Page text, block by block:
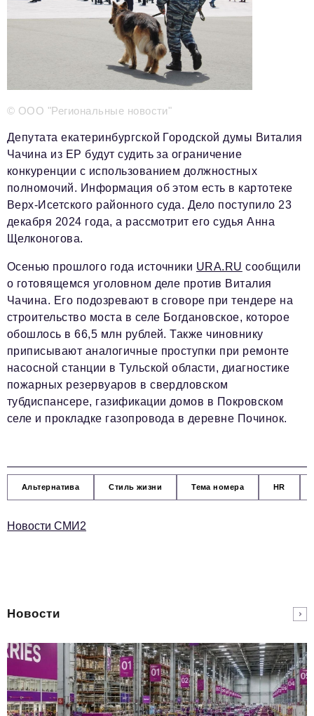
+7 495 727-01-67
Электронные почты редакции:
Информационный отдел
info@business-magazine.online
Отдел рекламы
Отдел распространения/редакционная подписка
podpiska@business-magazine.online
Отдел по работе с партнерами
partner@business-magazine.online
© ООО "Региональные новости"
Депутата екатеринбургской Городской думы Виталия
Чачина из ЕР будут судить за ограничение
конкуренции с использованием должностных
полномочий. Информация об этом есть в картотеке
Верх-Исетского районного суда. Дело поступило 23
декабря 2024 года, а рассмотрит его судья Анна
Щелконогова.
Осенью прошлого года источники URA.RU сообщили
о готовящемся уголовном деле против Виталия
Чачина. Его подозревают в сговоре при тендере на
строительство моста в селе Богдановское, которое
обошлось в 66,5 млн рублей. Также чиновнику
приписывают аналогичные проступки при ремонте
насосной станции в Тульской области, диагностике
пожарных резервуаров в свердловском
тубдиспансере, газификации домов в Покровском
селе и прокладке газопровода в деревне Починок.
Альтернатива Стиль жизни Тема номера HR
Новости СМИ2
Новости